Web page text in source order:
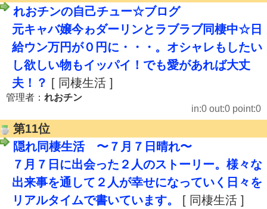
れおチンの自己チュー☆ブログ
元キャバ嬢今ゎダーリンとラブラブ同棲中☆日
給ウン万円が０円に・・・。オシャレもしたい
し欲しい物もイッパイ！でも愛があれば大丈
夫！？ [ 同棲生活 ]
管理者： れおチン
in:0 out:0 point:0
第11位
隠れ同棲生活 〜７月７日晴れ〜
７月７日に出会った２人のストーリー。様々な
出来事を通して２人が幸せになっていく日々を
リアルタイムで書いています。
[ 同棲生活 ]